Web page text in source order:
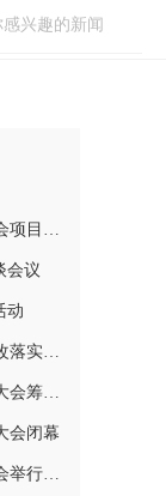
工作
会议
动
工作
调度会
会闭幕
体会议